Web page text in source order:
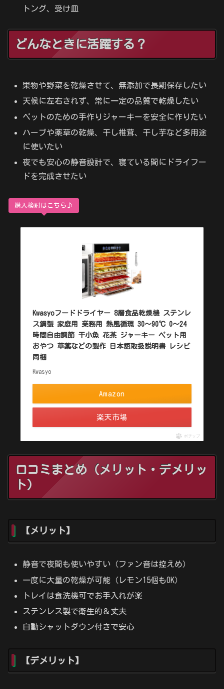
トング、受け皿
どんなときに活躍する？
果物や野菜を乾燥させて、無添加で長期保存したい
天候に左右されず、常に一定の品質で乾燥したい
ペットのための手作りジャーキーを安全に作りたい
ハーブや薬草の乾燥、干し椎茸、干し芋など多用途
に使いたい
夜でも安心の静音設計で、寝ている間にドライフー
ドを完成させたい
購入検討はこちら♪
Kwasyoフードドライヤー 8層食品乾燥機 ステンレ
ス鋼製 家庭用 業務用 熱風循環 30～90℃ 0～24
時間自由調節 干小魚 花茶 ジャーキー ペット用
おやつ 草薬などの製作 日本語取扱説明書 レシピ
同梱
Kwasyo
Amazon
楽天市場
ポチップ
口コミまとめ（メリット・デメリッ
ト）
【メリット】
静音で夜間も使いやすい（ファン音は控えめ）
一度に大量の乾燥が可能（レモン15個もOK）
トレイは食洗機可でお手入れが楽
ステンレス製で衛生的＆丈夫
自動シャットダウン付きで安心
【デメリット】